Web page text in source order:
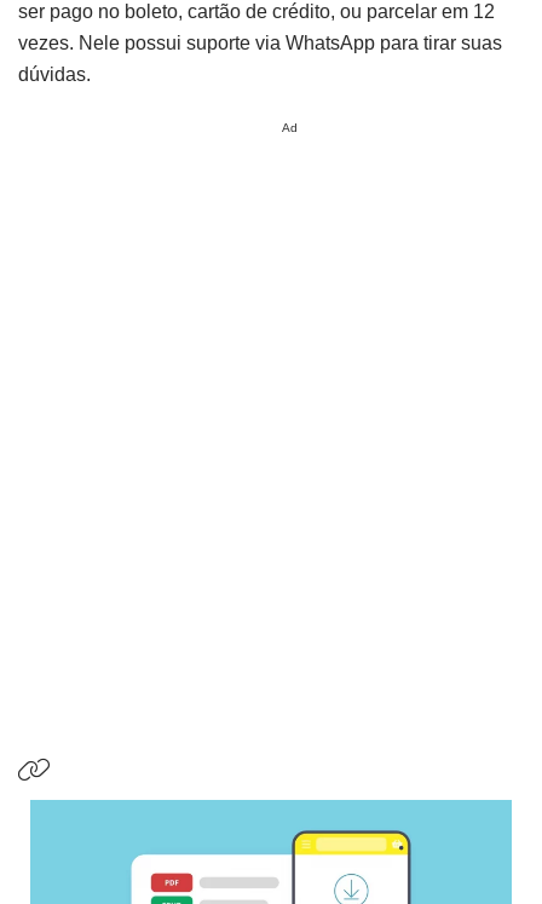
ser pago no boleto, cartão de crédito, ou parcelar em 12
vezes. Nele possui suporte via WhatsApp para tirar suas
dúvidas.
Ad